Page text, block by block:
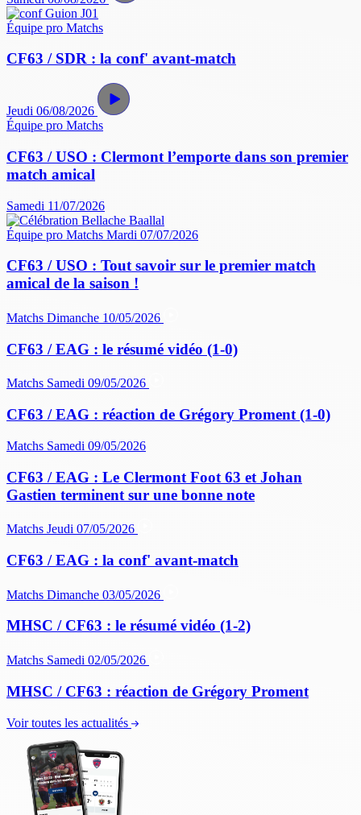
Équipe pro Matchs
CF63 / SDR : la conf' avant-match
Jeudi 06/08/2026
Équipe pro Matchs
CF63 / USO : Clermont l’emporte dans son premier
match amical
Samedi 11/07/2026
Équipe pro Matchs Mardi 07/07/2026
CF63 / USO : Tout savoir sur le premier match
amical de la saison !
Matchs Dimanche 10/05/2026
CF63 / EAG : le résumé vidéo (1-0)
Matchs Samedi 09/05/2026
CF63 / EAG : réaction de Grégory Proment (1-0)
Matchs Samedi 09/05/2026
CF63 / EAG : Le Clermont Foot 63 et Johan
Gastien terminent sur une bonne note
Matchs Jeudi 07/05/2026
CF63 / EAG : la conf' avant-match
Matchs Dimanche 03/05/2026
MHSC / CF63 : le résumé vidéo (1-2)
Matchs Samedi 02/05/2026
MHSC / CF63 : réaction de Grégory Proment
Voir toutes les actualités